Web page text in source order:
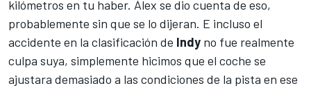
kilómetros en tu haber. Álex se dio cuenta de eso,
probablemente sin que se lo dijeran. E incluso el
accidente en la clasificación de Indy no fue realmente
culpa suya, simplemente hicimos que el coche se
ajustara demasiado a las condiciones de la pista en ese